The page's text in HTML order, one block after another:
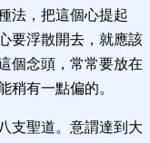
法，把這個心提起
要浮散開去，就應該
個念頭，常常要放在
稍有一點偏的。
支聖道。意謂達到大